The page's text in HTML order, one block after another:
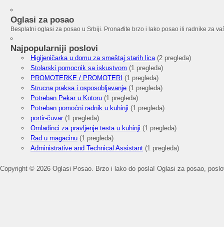
Oglasi za posao
Besplatni oglasi za posao u Srbiji. Pronađite brzo i lako posao ili radnike za
Najpopularniji poslovi
Higijeničarka u domu za smeštaj starih lica(2 pregleda)
Stolarski pomocnik sa iskustvom (1 pregleda)
PROMOTERKE / PROMOTERI (1 pregleda)
Strucna praksa i osposobljavanje(1 pregleda)
Potreban Pekar u Kotoru(1 pregleda)
Potreban pomoćni radnik u kuhinji (1 pregleda)
portir-čuvar(1 pregleda)
Omladinci za pravljenje testa u kuhinji (1 pregleda)
Rad u magacinu(1 pregleda)
Administrative and Technical Assistant(1 pregleda)
Copyright © 2026 Oglasi Posao. Brzo i lako do posla! Oglasi za posao,